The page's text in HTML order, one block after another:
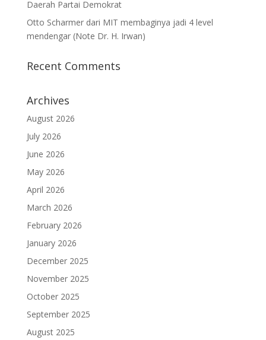
Daerah Partai Demokrat
Otto Scharmer dari MIT membaginya jadi 4 level
mendengar (Note Dr. H. Irwan)
Recent Comments
Archives
August 2026
July 2026
June 2026
May 2026
April 2026
March 2026
February 2026
January 2026
December 2025
November 2025
October 2025
September 2025
August 2025